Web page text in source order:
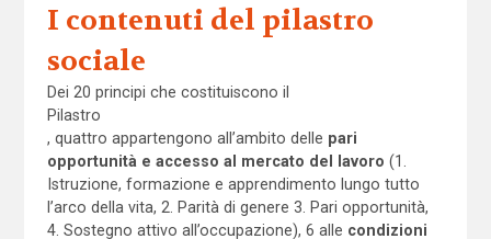
I contenuti del pilastro
sociale
Dei 20 principi che costituiscono il
Pilastro
, quattro appartengono all’ambito delle pari
opportunità e accesso al mercato del lavoro (1.
Istruzione, formazione e apprendimento lungo tutto
l’arco della vita, 2. Parità di genere 3. Pari opportunità,
4. Sostegno attivo all’occupazione), 6 alle condizioni